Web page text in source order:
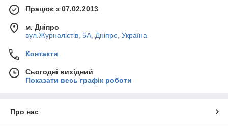
Працює з 07.02.2013
м. Дніпро
вул.Журналістів, 5А, Дніпро, Україна
Контакти
Сьогодні вихідний
Показати весь графік роботи
Про нас